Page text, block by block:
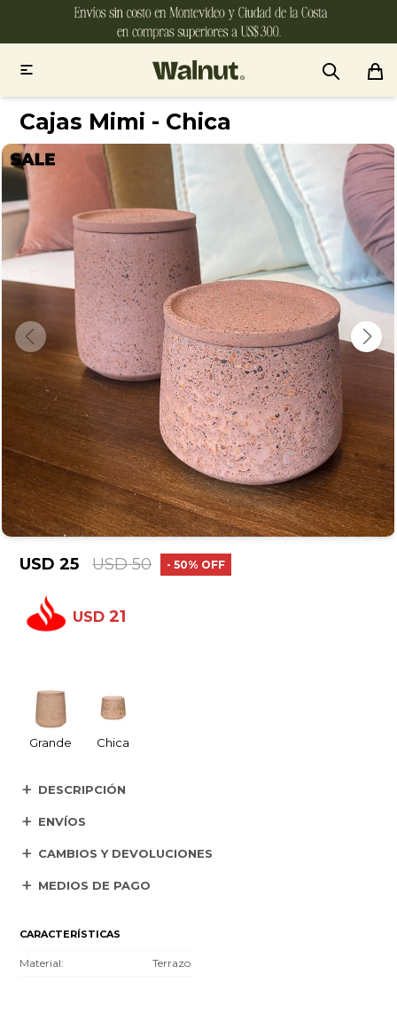

Cajas Mimi - Chica
USD 25 USD 50 50
USD 21
Grande Chica
DESCRIPCIÓN
ENVÍOS
CAMBIOS Y DEVOLUCIONES
MEDIOS DE PAGO
CARACTERÍSTICAS
Material Terrazo